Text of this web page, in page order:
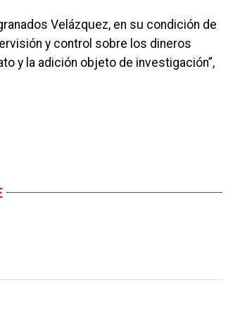
Velázquez, en su condición de
y control sobre los dineros
y la adición objeto de investigación”,